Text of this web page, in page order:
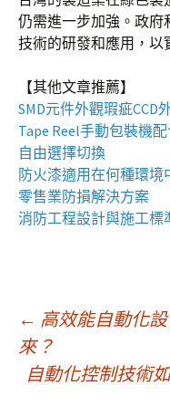
仍需進一步加強。政府
技術的研發和應用，以
【其他文章推薦】
SMD元件外觀瑕疵CCD
Tape Reel手動包裝機
自由選擇切換
防火漆適用在何種環境
零售業防損解決方案
消防工程設計與施工標
文
章
← 高效能自動化
來？
自動化控制技術